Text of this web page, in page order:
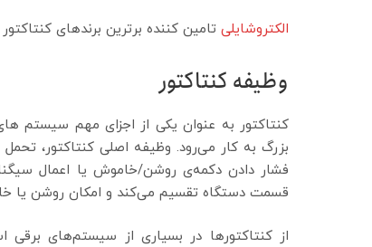
الکتروشایلی تامین کننده برترین برندهای کنتاکتور
وظیفه کنتاکتور
کنتاکتور به عنوان یکی از اجزای مهم سیستم
بزرگ به کار می‌رود. وظیفه اصلی کنتاکتور،
فشار دادن دکمه‌ی روشن/خاموش یا اعمال
قسمت دستگاه تقسیم می‌کند و امکان روشن یا
از کنتاکتورها در بسیاری از سیستم‌های